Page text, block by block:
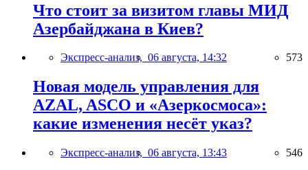
Что стоит за визитом главы МИД
Азербайджана в Киев?
Экспресс-анализ, 06 августа, 14:32 573
Новая модель управления для
AZAL, ASCO и «Азеркосмоса»:
какие изменения несёт указ?
Экспресс-анализ, 06 августа, 13:43 546